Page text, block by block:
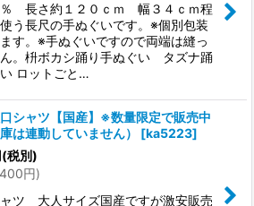
％ 長さ約１２０ｃｍ 幅３４ｃｍ程
う長尺の手ぬぐいです。※個別包装
す。※手ぬぐいですので両端は縫っ
。枡ボカシ踊り手ぬぐい タズナ踊
ロットごと…
シャツ【国産】※数量限定で販売中
は連動していません）
[ka5223]
(税別)
円)
ツ 大人サイズ国産ですが激安販売